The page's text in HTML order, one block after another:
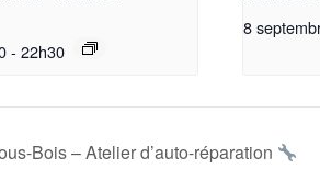
- 22h30
8
Bois – Atelier d’auto-réparation